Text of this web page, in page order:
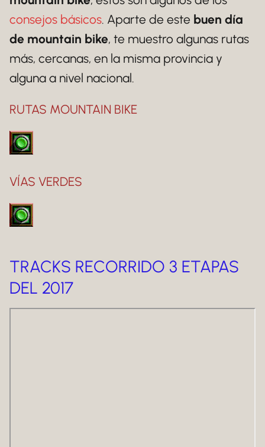
consejos básicos. Aparte de este buen día
de mountain bike, te muestro algunas rutas
más, cercanas, en la misma provincia y
alguna a nivel nacional.
RUTAS MOUNTAIN BIKE
VÍAS VERDES
TRACKS RECORRIDO 3 ETAPAS
DEL 2017